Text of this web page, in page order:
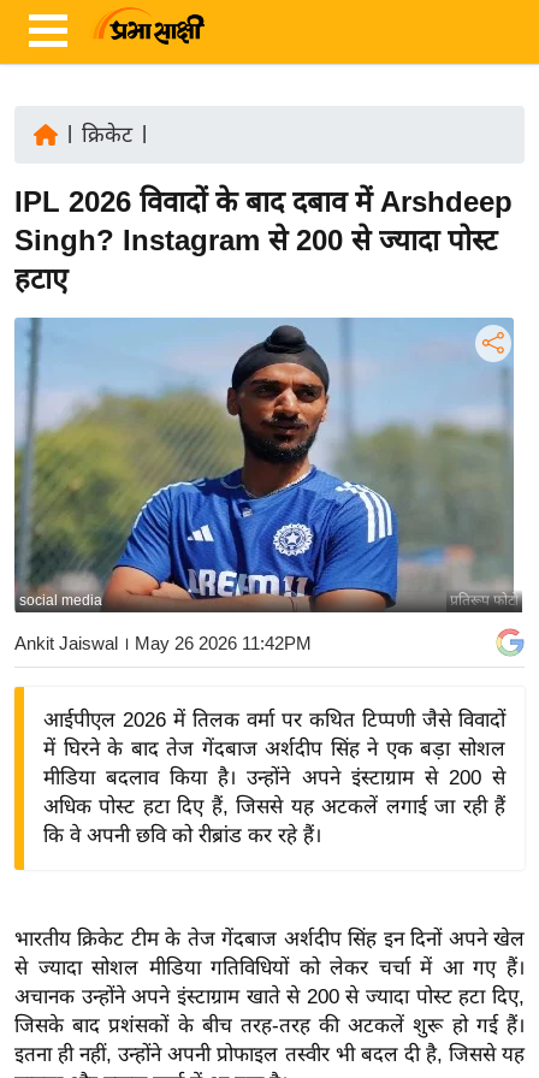
ज़ा
ख
र
रा
अं
त
र्रा
ष्ट्री
य
बि
ज़
ने
द्यो
वि
शे
ष
ज्ञ
रा
क्रिकेट|
IPL 2026 विवादों के बाद दबाव में Arshdeep
Singh? Instagram से 200 से ज्यादा पोस्ट
हटाए
प्रतिरूप फोटो
social media
Ankit Jaiswal । May 26 2026 11:42PM
आईपीएल 2026 में तिलक वर्मा पर कथित टिप्पणी जैसे विवादों
में घिरने के बाद तेज गेंदबाज अर्शदीप सिंह ने एक बड़ा सोशल
मीडिया बदलाव किया है। उन्होंने अपने इंस्टाग्राम से 200 से
अधिक पोस्ट हटा दिए हैं, जिससे यह अटकलें लगाई जा रही हैं
कि वे अपनी छवि को रीब्रांड कर रहे हैं।
भारतीय क्रिकेट टीम के तेज गेंदबाज अर्शदीप सिंह इन दिनों अपने खेल
से ज्यादा सोशल मीडिया गतिविधियों को लेकर चर्चा में आ गए हैं।
अचानक उन्होंने अपने इंस्टाग्राम खाते से 200 से ज्यादा पोस्ट हटा दिए,
जिसके बाद प्रशंसकों के बीच तरह-तरह की अटकलें शुरू हो गई हैं।
इतना ही नहीं, उन्होंने अपनी प्रोफाइल तस्वीर भी बदल दी है, जिससे यह